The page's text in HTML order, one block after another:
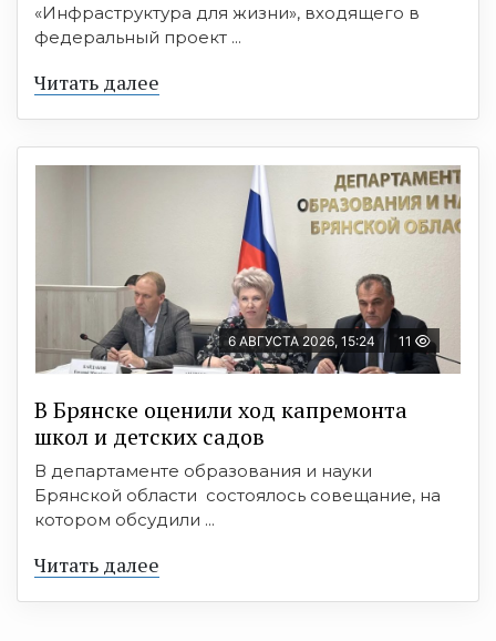
«Инфраструктура для жизни», входящего в
федеральный проект ...
Читать далее
6 АВГУСТА 2026, 15:24 11
В Брянске оценили ход капремонта
школ и детских садов
В департаменте образования и науки
Брянской области состоялось совещание, на
котором обсудили ...
Читать далее